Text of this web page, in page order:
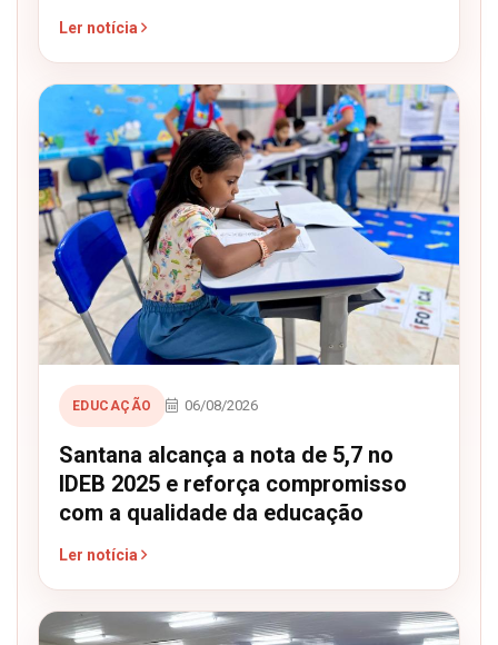
Ler notícia
EDUCAÇÃO 06/08/2026
Santana alcança a nota de 5,7 no
IDEB 2025 e reforça compromisso
com a qualidade da educação
Ler notícia